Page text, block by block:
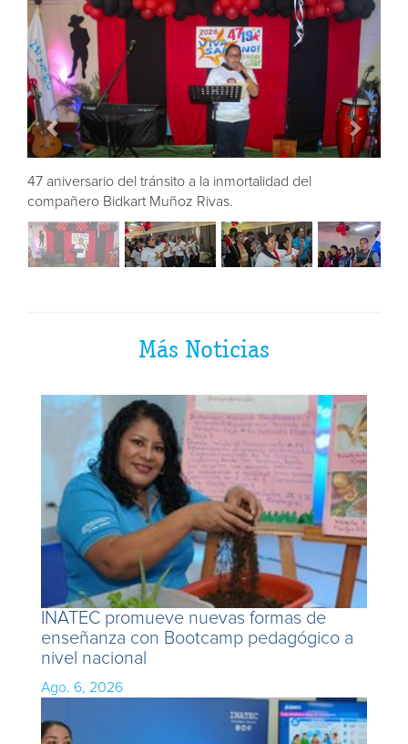
del
47 aniversario del tránsito a la
compañero Bidkart Muñoz Rivas.
Más Noticias
INATEC promueve nuevas formas de
enseñanza con Bootcamp pedagógico a
nivel nacional
Ago. 6, 2026